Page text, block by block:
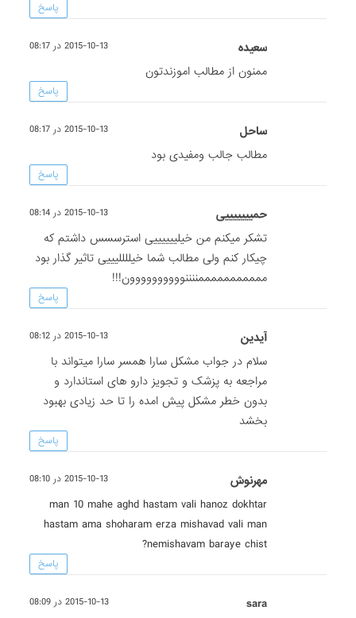
پاسخ
سعیده 2015-10-13 در 08:17
ممنون از مطالب اموزندتون
پاسخ
ساحل 2015-10-13 در 08:17
مطالب جالب ومفیدی بود
پاسخ
حمیییییییی 2015-10-13 در 08:14
تشکر میکنم من خیلییییییی استرسسس داشتم که
چیکار کنم ولی مطالب شما خیللللیییی تاثیر گذار بود
مممممممممممننننوووووووووون!!!
پاسخ
آیدین 2015-10-13 در 08:12
سلام در جواب مشکل سارا همسر سارا میتواند با
مراجعه به پزشک و تجویز دارو های استاندارد و
بدون خطر مشکل پیش امده را تا حد زیادی بهبود
بخشد
پاسخ
مهرنوش 2015-10-13 در 08:10
man 10 mahe aghd hastam vali hanoz dokhtar
hastam ama shoharam erza mishavad vali man
nemishavam baraye chist?
پاسخ
sara 2015-10-13 در 08:09